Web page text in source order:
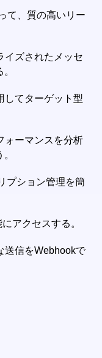
て、質の高いリー
イズされたメッセ
してターゲット型
ォーマンスを分析
プション管理を簡
アクセスする。
送信をWebhookで